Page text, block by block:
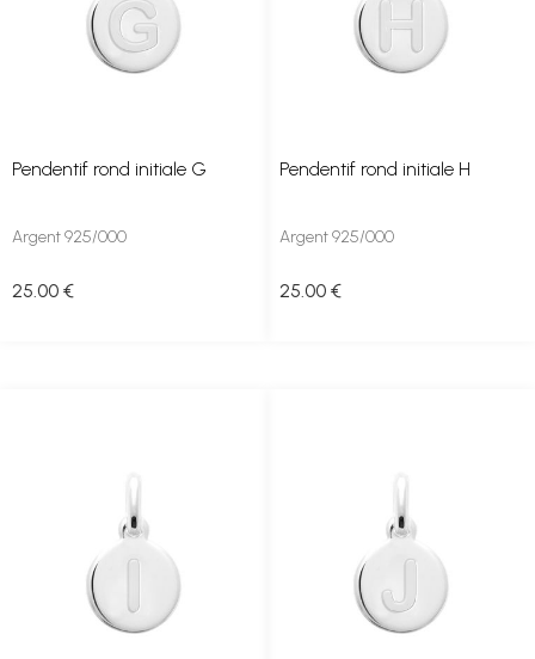
Pendentif rond initiale G
Argent 925/000
25 .00 €
Pendentif rond initiale H
Argent 925/000
25 .00 €